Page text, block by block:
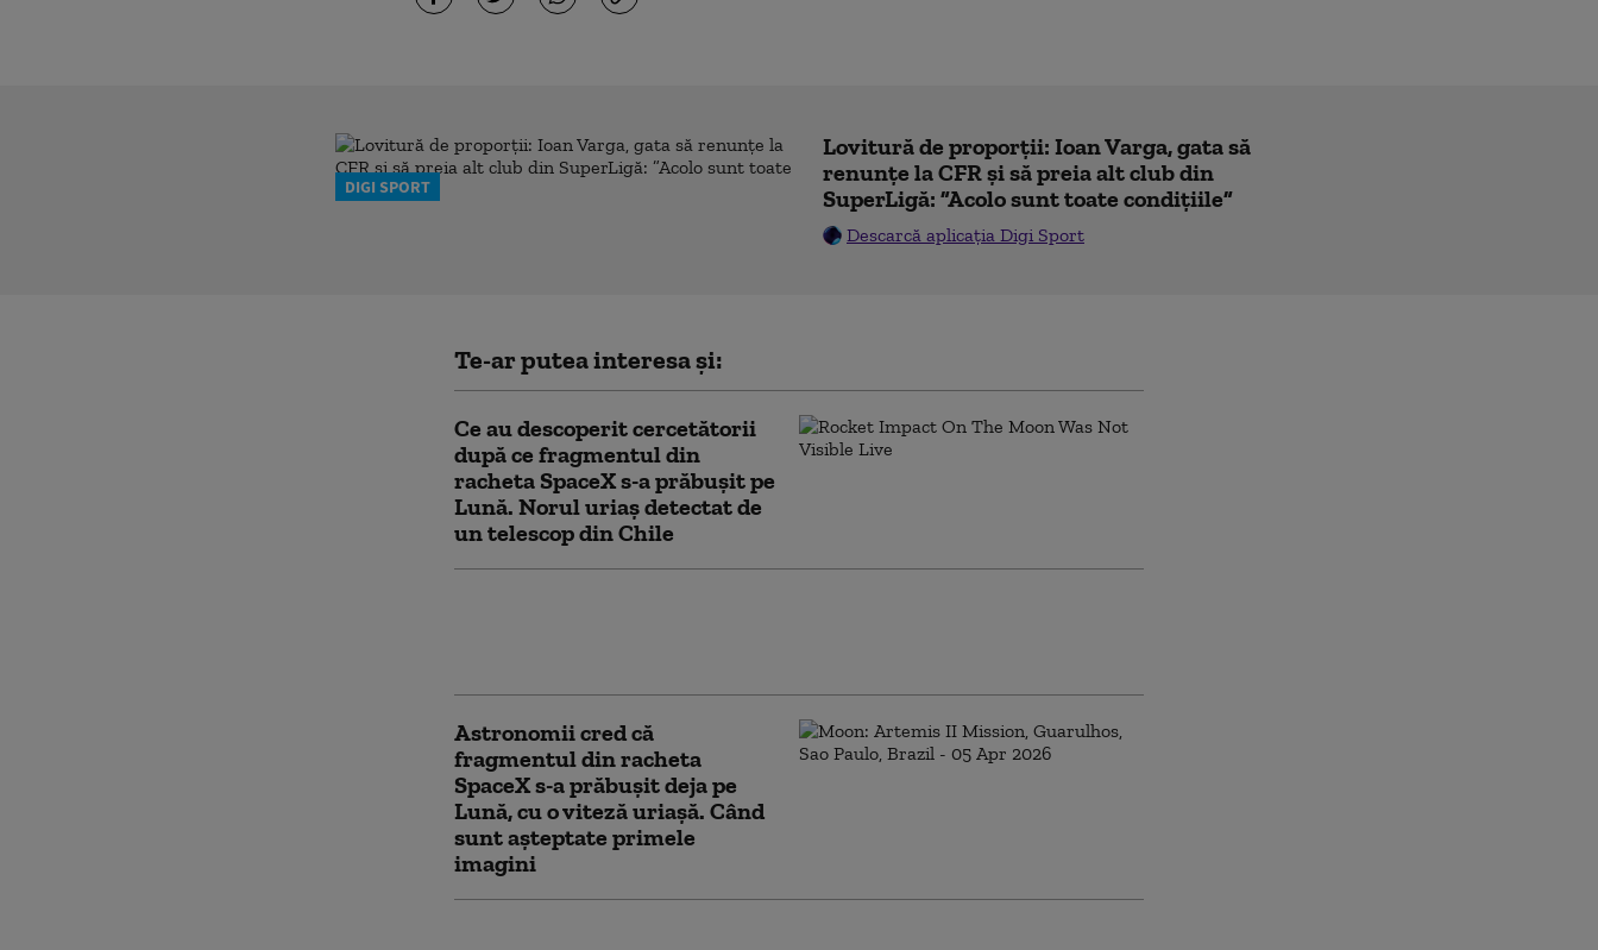
DIGI SPORT
Lovitură de proporții: Ioan Varga, gata să
renunțe la CFR și să preia alt club din
SuperLigă: ”Acolo sunt toate condițiile”
Descarcă aplicația Digi Sport
Te-ar putea interesa și:
Ce au descoperit cercetătorii
după ce fragmentul din
racheta SpaceX s-a prăbușit pe
Lună. Norul uriaș detectat de
un telescop din Chile
Astronomii cred că
fragmentul din racheta
SpaceX s-a prăbușit deja pe
Lună, cu o viteză uriașă. Când
sunt așteptate primele
imagini